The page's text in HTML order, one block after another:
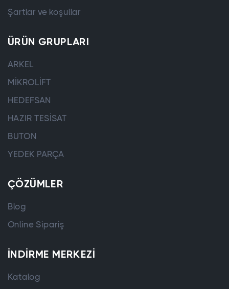
Şartlar ve koşullar
ÜRÜN GRUPLARI
ARKEL
MİKROLİFT
HEDEFSAN
HAZIR TESİSAT
BUTON
YEDEK PARÇA
ÇÖZÜMLER
Blog
Online Sipariş
İNDIRME MERKEZI
Katalog